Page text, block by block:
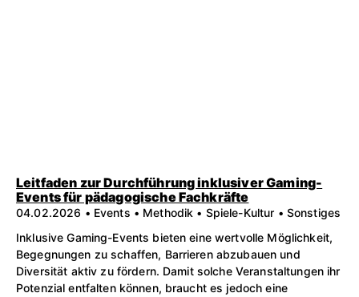
Leitfaden zur Durchführung inklusiver Gaming-
Events für pädagogische Fachkräfte
04.02.2026 • Events • Methodik • Spiele-Kultur • Sonstiges
Inklusive Gaming-Events bieten eine wertvolle Möglichkeit,
Begegnungen zu schaffen, Barrieren abzubauen und
Diversität aktiv zu fördern. Damit solche Veranstaltungen ihr
Potenzial entfalten können, braucht es jedoch eine